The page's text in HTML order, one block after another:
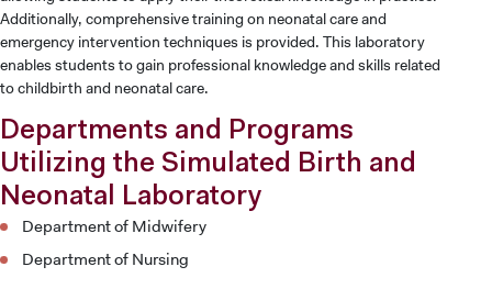
Additionally, comprehensive training on neonatal care and
emergency intervention techniques is provided. This laboratory
enables students to gain professional knowledge and skills related
to childbirth and neonatal care.
Departments and Programs
Utilizing the Simulated Birth and
Neonatal Laboratory
Department of Midwifery
Department of Nursing